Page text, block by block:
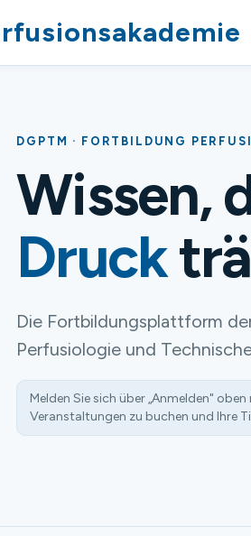
DGPTM · FORTBILDUNG
Wissen,
Druck
Die Fortbildungsplattform
Perfusiologie und
Melden Sie sich über „Anmelden"
Veranstaltungen zu buchen und Ihre